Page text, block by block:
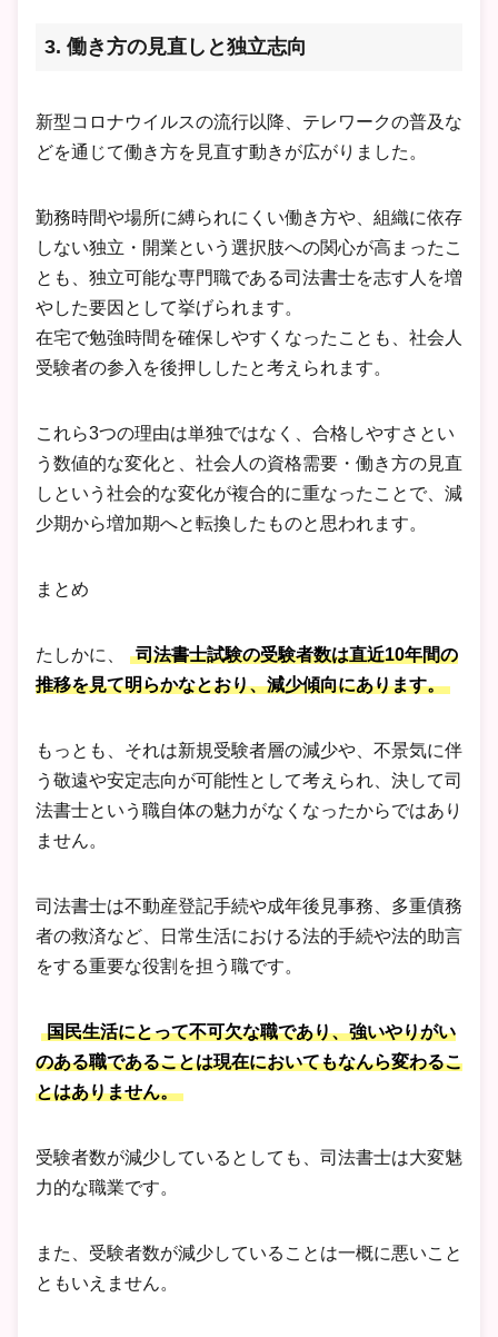
3. 働き方の見直しと独立志向
新型コロナウイルスの流行以降、テレワークの普及な
どを通じて働き方を見直す動きが広がりました。
勤務時間や場所に縛られにくい働き方や、組織に依存
しない独立・開業という選択肢への関心が高まったこ
とも、独立可能な専門職である司法書士を志す人を増
やした要因として挙げられます。
在宅で勉強時間を確保しやすくなったことも、社会人
受験者の参入を後押ししたと考えられます。
これら3つの理由は単独ではなく、合格しやすさとい
う数値的な変化と、社会人の資格需要・働き方の見直
しという社会的な変化が複合的に重なったことで、減
少期から増加期へと転換したものと思われます。
まとめ
たしかに、
司法書士試験の受験者数は直近10年間の
推移を見て明らかなとおり、減少傾向にあります。
もっとも、それは新規受験者層の減少や、不景気に伴
う敬遠や安定志向が可能性として考えられ、決して司
法書士という職自体の魅力がなくなったからではあり
ません。
司法書士は不動産登記手続や成年後見事務、多重債務
者の救済など、日常生活における法的手続や法的助言
をする重要な役割を担う職です。
国民生活にとって不可欠な職であり、強いやりがい
のある職であることは現在においてもなんら変わるこ
とはありません。
受験者数が減少しているとしても、司法書士は大変魅
力的な職業です。
また、受験者数が減少していることは一概に悪いこと
ともいえません。